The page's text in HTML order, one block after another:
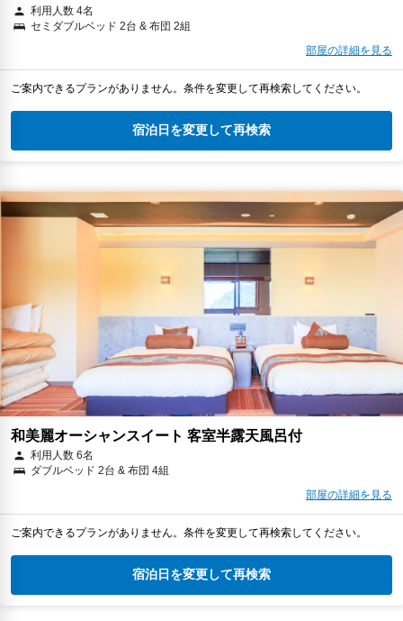
利用人数 4名
セミダブルベッド 2台 & 布団 2組
部屋の詳細を見る
ご案内できるプランがありません。条件を変更して再検索してください。
宿泊日を変更して再検索
和美麗オーシャンスイート 客室半露天風呂付
利用人数 6名
ダブルベッド 2台 & 布団 4組
部屋の詳細を見る
ご案内できるプランがありません。条件を変更して再検索してください。
宿泊日を変更して再検索